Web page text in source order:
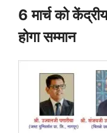
6 मार्च को
होगा सम्मान